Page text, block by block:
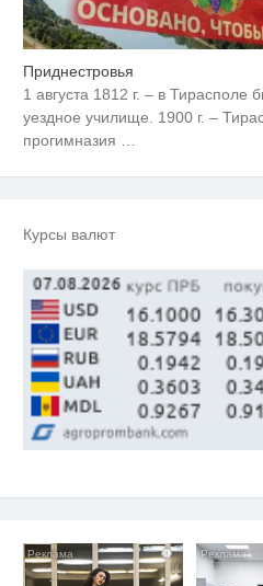
Приднестровья
1 августа 1812 г. – в Тирасполе
уездное училище. 1900 г. –
прогимназия …
Курсы валют
i